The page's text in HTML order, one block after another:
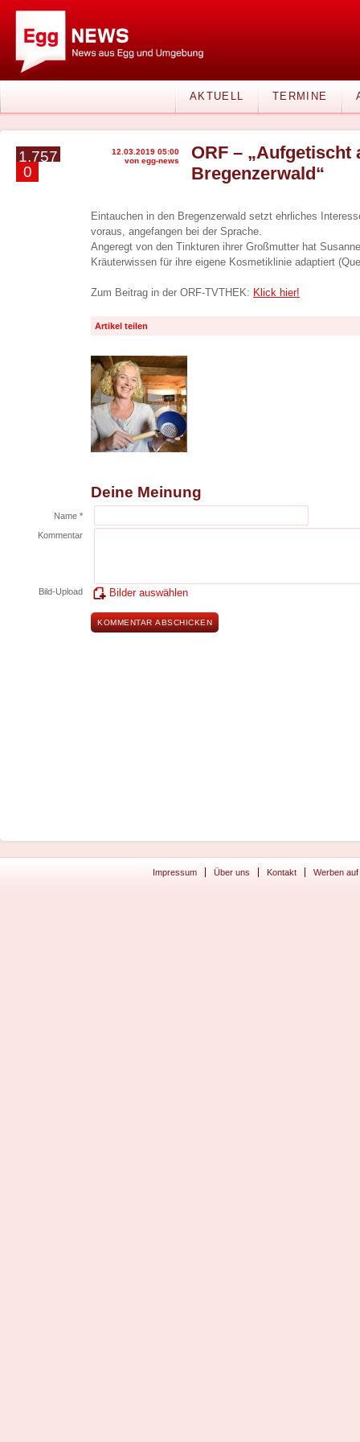
AKTUELL TERMINE
1.757
0
12.03.2019 05:00
von egg-news
ORF – „Aufgetischt
Bregenzerwald“
Eintauchen in den Bregenzerwald setzt ehrliches
voraus, angefangen bei der Sprache.
Angeregt von den Tinkturen ihrer Großmutter hat
Kräuterwissen für ihre eigene Kosmetiklinie adaptiert
Zum Beitrag in der ORF-TVTHEK: Klick hier!
Artikel teilen
Deine Meinung
Name *
Kommentar
Bild-Upload Bilder auswählen
Impressum Über uns Kontakt Werben